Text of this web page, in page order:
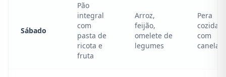
Sábado
Pão
integral
com
pasta de
ricota e
fruta
Arroz,
feijão,
omelete de
legumes
Pera
cozida
com
canela